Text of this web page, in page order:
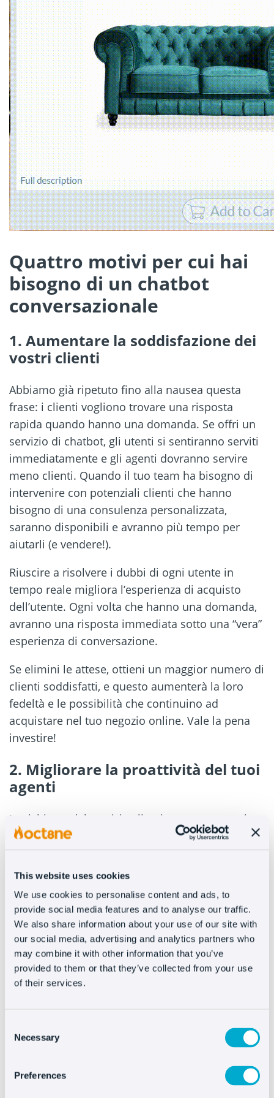
This website uses cookies
We use cookies to personalise content and ads, to
provide social media features and to analyse our traffic.
We also share information about your use of our site with
our social media, advertising and analytics partners who
may combine it with other information that you’ve
provided to them or that they’ve collected from your use
of their services.
Selection
Necessary
Preferences
Quattro motivi per cui hai
bisogno di un chatbot
conversazionale
1. Aumentare la soddisfazione dei
vostri clienti
Abbiamo già ripetuto fino alla nausea questa
frase: i clienti vogliono trovare una risposta
rapida quando hanno una domanda. Se offri un
servizio di chatbot, gli utenti si sentiranno serviti
immediatamente e gli agenti dovranno servire
meno clienti. Quando il tuo team ha bisogno di
intervenire con potenziali clienti che hanno
bisogno di una consulenza personalizzata,
saranno disponibili e avranno più tempo per
aiutarli (e vendere!).
Riuscire a risolvere i dubbi di ogni utente in
tempo reale migliora l’esperienza di acquisto
dell’utente. Ogni volta che hanno una domanda,
avranno una risposta immediata sotto una “vera”
esperienza di conversazione.
Se elimini le attese, ottieni un maggior numero di
clienti soddisfatti, e questo aumenterà la loro
fedeltà e le possibilità che continuino ad
acquistare nel tuo negozio online. Vale la pena
investire!
2. Migliorare la proattività del tuoi
agenti
Le richieste del servizio clienti possono avvenire
in due modi diversi: quando il cliente va in chat o
Abbiamo già parlato molto di come stabilire
della tua live chat, ma devi anche tenerne conto
quando offri un chatbot.
Se il bot offre aiuto automaticamente, i
clienti non se ne andranno con dubbi —fattore
che aumenta la frequenza di l’abbandono del
per occuparsi di potenziali clienti ed essere più
Nel 2018,abbiamo pubblicato uno studio
in cui